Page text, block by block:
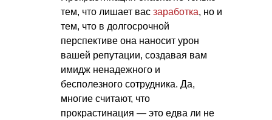
тем, что лишает вас заработка, но и
тем, что в долгосрочной
перспективе она наносит урон
вашей репутации, создавая вам
имидж ненадежного и
бесполезного сотрудника. Да,
многие считают, что
прокрастинация — это едва ли не